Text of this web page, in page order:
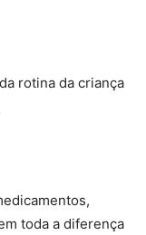
rotina da criança
toda a diferença